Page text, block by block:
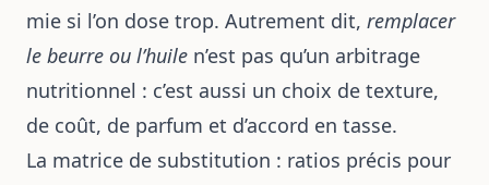
mie si l’on dose trop. Autrement dit, remplacer
le beurre ou l’huile n’est pas qu’un arbitrage
nutritionnel : c’est aussi un choix de texture,
de coût, de parfum et d’accord en tasse.
La matrice de substitution : ratios précis pour